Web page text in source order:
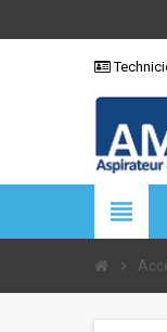
view_headline
chevron_right